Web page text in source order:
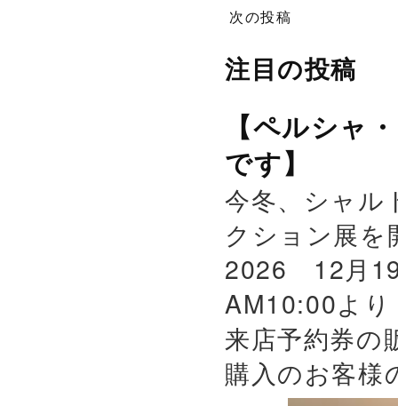
次の投稿
注目の投稿
【ペルシャ
です】
今冬、シャル
クション展
2026 12月19
AM10:00よ
来店予約券の
購入のお客様